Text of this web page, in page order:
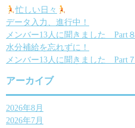
ー
シ
ョ
忙しい日々
データ入力、進行中！
メンバー13人に聞きました Part８
水分補給を忘れずに！
メンバー13人に聞きました Part７
アーカイブ
2026年8月
2026年7月